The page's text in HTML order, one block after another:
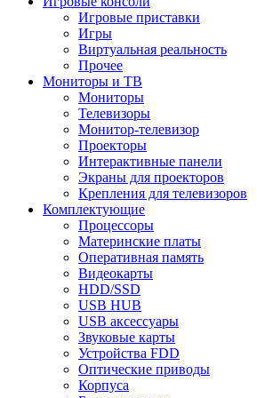
Игровые приставки
Игры
Виртуальная реальность
Прочее
Мониторы и ТВ
Мониторы
Телевизоры
Монитор-телевизор
Проекторы
Интерактивные панели
Экраны для проекторов
Крепления для телевизоров
Комплектующие
Процессоры
Материнские платы
Оперативная память
Видеокарты
HDD/SSD
USB HUB
USB аксессуары
Звуковые карты
Устройства FDD
Оптические приводы
Корпуса